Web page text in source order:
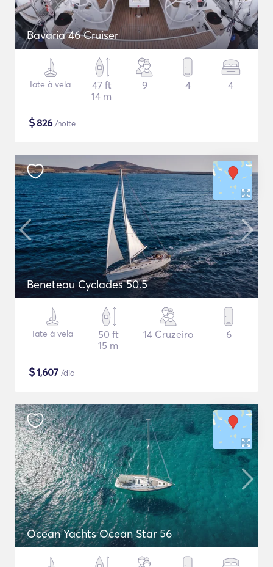
Bavaria 46 Cruiser
Iate à vela
47 ft
14 m
9 4 4
$826 /noite
Beneteau Cyclades 50.5
Iate à vela
50 ft
15 m
14 Cruzeiro 6
$1,607 /dia
Ocean Yachts Ocean Star 56